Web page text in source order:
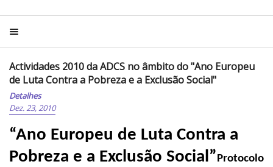
Actividades 2010 da ADCS no âmbito do "Ano Europeu
de Luta Contra a Pobreza e a Exclusão Social"
Detalhes
Dez. 23, 2010
“Ano Europeu de Luta Contra a
Pobreza e a Exclusão Social”Protocolo